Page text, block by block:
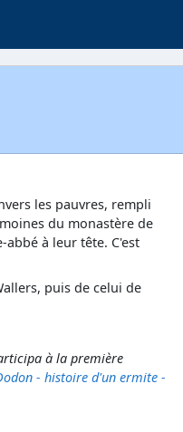
les pauvres, rempli
du monastère de
à leur tête. C'est
puis de celui de
à la première
- histoire d'un ermite -